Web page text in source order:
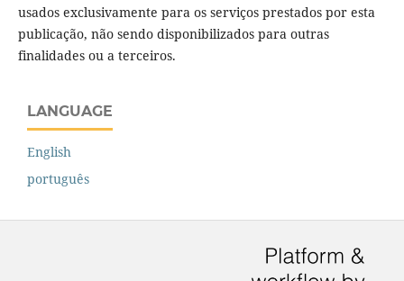
usados exclusivamente para os serviços prestados por esta
publicação, não sendo disponibilizados para outras
finalidades ou a terceiros.
LANGUAGE
English
português